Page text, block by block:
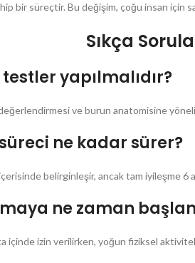
bir süreçtir. Bu değişim, çoğu insan için
Sıkça
yapılmalıdır?
ve burun anatomisine
ne kadar sürer?
belirginleşir, ancak tam iyileşme 6
ne zaman
izin verilirken, yoğun fiziksel